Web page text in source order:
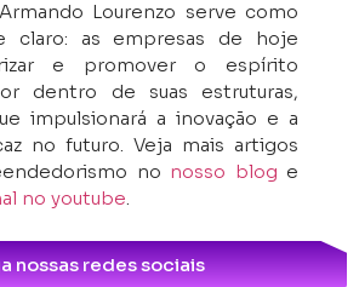
Lourenzo serve como
claro: as empresas de hoje
e promover o espírito
dentro de suas estruturas,
impulsionará a inovação e a
no futuro. Veja mais artigos
no nosso blog e
no youtube
nossas redes sociais